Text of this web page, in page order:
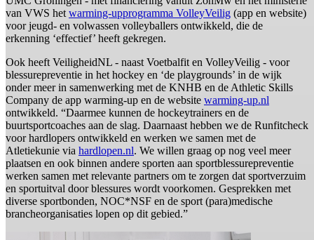
van VWS hetwarming-upprogramma VolleyVeilig (app en website)
voor jeugd- en volwassen volleyballers ontwikkeld, die de
erkenning ‘effectief’ heeft gekregen.
Ook heeft VeiligheidNL - naast Voetbalfit en VolleyVeilig - voor
blessurepreventie in het hockey en ‘de playgrounds’ in de wijk
onder meer in samenwerking met de KNHB en de Athletic Skills
Company de app warming-up en de website warming-up.nl
ontwikkeld. “Daarmee kunnen de hockeytrainers en de
buurtsportcoaches aan de slag. Daarnaast hebben we de Runfitcheck
voor hardlopers ontwikkeld en werken we samen met de
Atletiekunie via hardlopen.nl. We willen graag op nog veel meer
plaatsen en ook binnen andere sporten aan sportblessurepreventie
werken samen met relevante partners om te zorgen dat sportverzuim
en sportuitval door blessures wordt voorkomen. Gesprekken met
diverse sportbonden, NOC*NSF en de sport (para)medische
brancheorganisaties lopen op dit gebied.”